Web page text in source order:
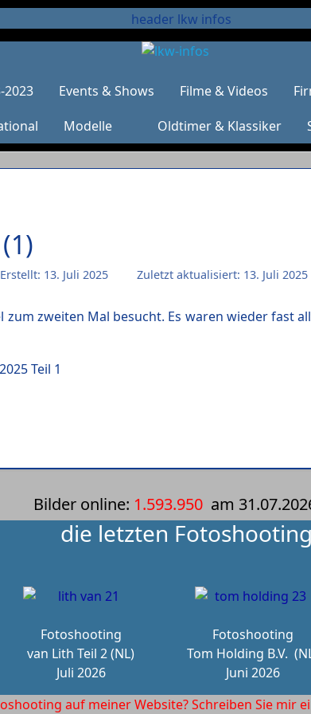
2023 Events & Shows Filme & Videos
Modelle Oldtimer & Klassiker
Erstellt: 13. Juli 2025 Zuletzt aktualisiert: 13. Juli 2025
zweiten Mal besucht. Es waren wieder fast
Teil 1
Bilder online: 1.593.950 am
die letzten
Fotoshooting
van Lith Teil 2 (NL)
Juli 2026
Fotoshooting
Tom Holding B.V.
Juni 2026
auf meiner Website? Schreiben Sie mir